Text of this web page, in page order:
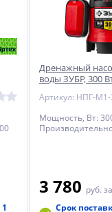
Дренажный
воды ЗУБР, 300
Артикул: НПГ-
Мощность, Вт:
3 780 руб.
Срок